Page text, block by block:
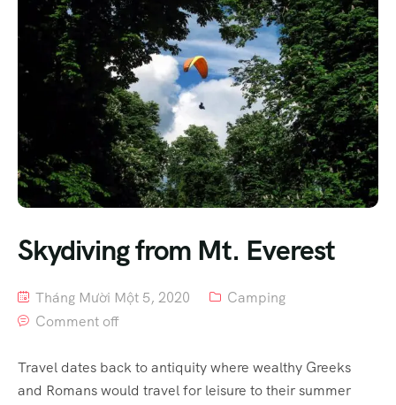
Skydiving from Mt. Everest
Tháng Mười Một 5, 2020
Camping
Comment off
Travel dates back to antiquity where wealthy Greeks
and Romans would travel for leisure to their summer